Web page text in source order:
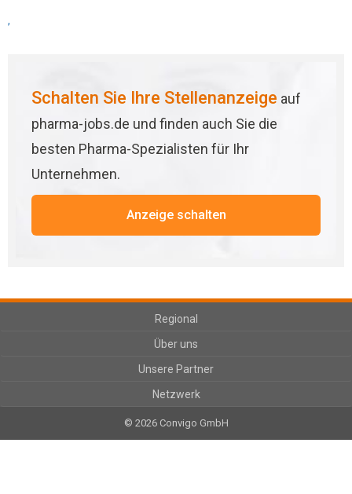
,
Schalten Sie Ihre Stellenanzeige auf
pharma-jobs.de und finden auch Sie die
besten Pharma-Spezialisten für Ihr
Unternehmen.
Anzeige schalten
Regional
Über uns
Unsere Partner
Netzwerk
© 2026 Convigo GmbH